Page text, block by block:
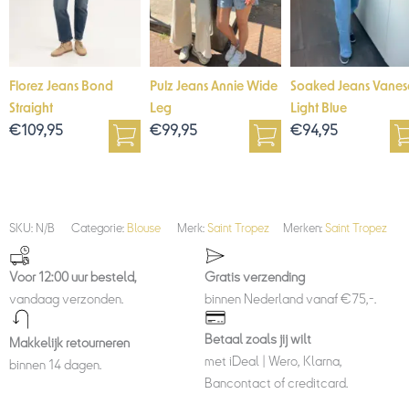
Florez Jeans Bond
Straight
€109,95
Pulz Jeans Annie Wide
Leg
€99,95
Soaked Jeans
Light Blue
€94,95
SKU: N/B Categorie: Blouse Merk: Saint Tropez Merken: Saint Tropez
Voor 12:00 uur besteld,
vandaag verzonden.
Gratis verzending
binnen Nederland vanaf €75,-.
Makkelijk retourneren
binnen 14 dagen.
Betaal zoals jij wilt
met iDeal | Wero, Klarna,
Bancontact of creditcard.